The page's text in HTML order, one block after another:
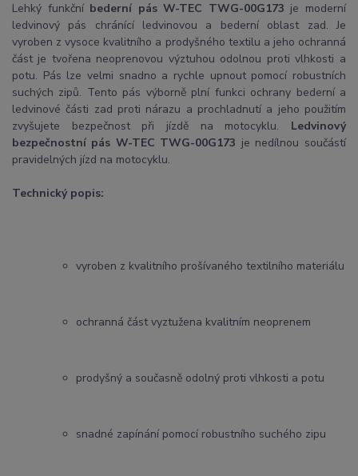
Lehký funkční bederní pás W-TEC TWG-00G173 je moderní
ledvinový pás chránící ledvinovou a bederní oblast zad. Je
vyroben z vysoce kvalitního a prodyšného textilu a jeho ochranná
část je tvořena neoprenovou výztuhou odolnou proti vlhkosti a
potu. Pás lze velmi snadno a rychle upnout pomocí robustních
suchých zipů. Tento pás výborně plní funkci ochrany bederní a
ledvinové části zad proti nárazu a prochladnutí a jeho použitím
zvyšujete bezpečnost při jízdě na motocyklu. Ledvinový
bezpečnostní pás W-TEC TWG-00G173 je nedílnou součástí
pravidelných jízd na motocyklu.
Technický popis:
vyroben z kvalitního prošívaného textilního materiálu
ochranná část vyztužena kvalitním neoprenem
prodyšný a současně odolný proti vlhkosti a potu
snadné zapínání pomocí robustního suchého zipu